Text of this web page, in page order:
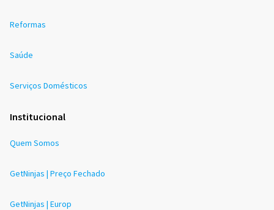
Reformas
Saúde
Serviços Domésticos
Institucional
Quem Somos
GetNinjas | Preço Fechado
GetNinjas | Europ